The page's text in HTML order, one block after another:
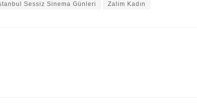
Sessiz Sinema Günleri Zalim Kadın